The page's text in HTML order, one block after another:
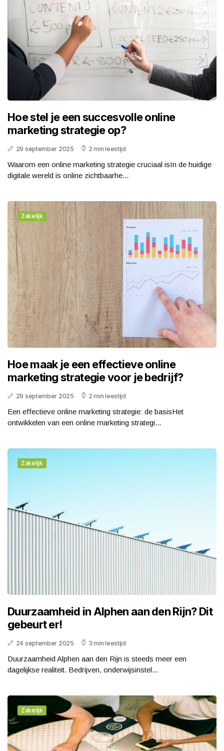
Hoe stel je een succesvolle online
marketing strategie op?
29 september 2025 2 min leestijd
Waarom een online marketing strategie cruciaal isIn de huidige
digitale wereld is online zichtbaarhe...
Zakelijk
Hoe maak je een effectieve online
marketing strategie voor je bedrijf?
29 september 2025 2 min leestijd
Een effectieve online marketing strategie: de basisHet
ontwikkelen van een online marketing strategi...
Zakelijk
Duurzaamheid in Alphen aan den Rijn? Dit
gebeurt er!
24 september 2025 3 min leestijd
Duurzaamheid Alphen aan den Rijn is steeds meer een
dagelijkse realiteit. Bedrijven, onderwijsinstel...
Zakelijk